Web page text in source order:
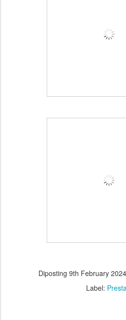
Diposting 9th February 2024
Label: